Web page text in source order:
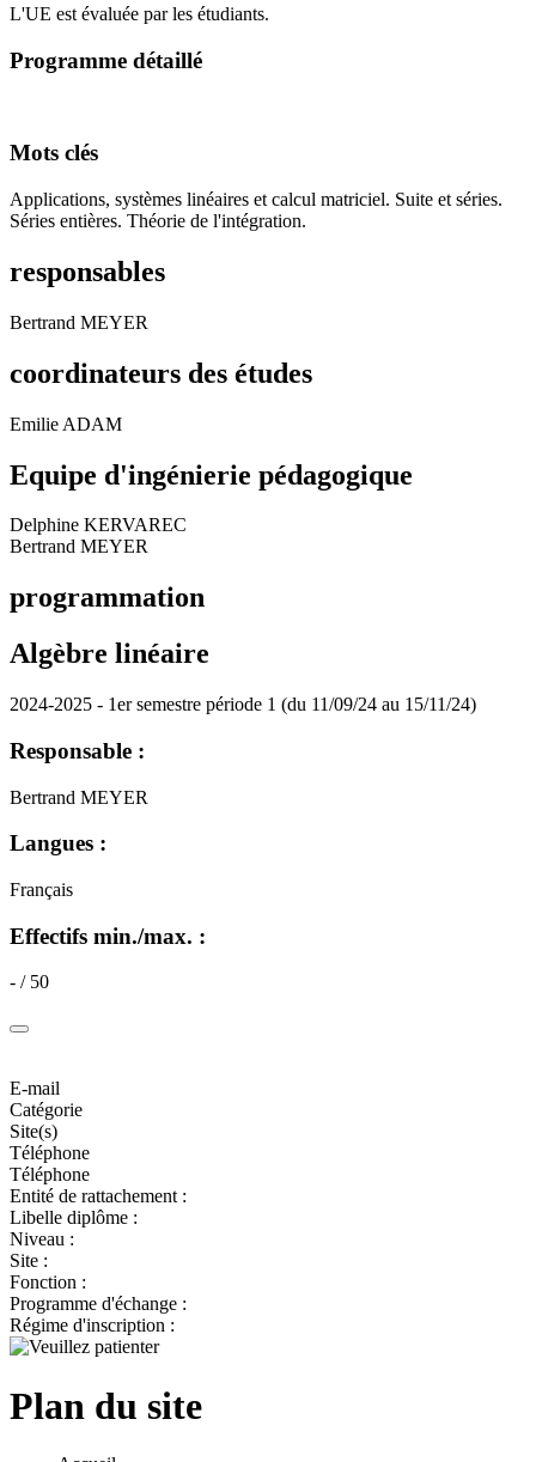
L'UE est évaluée par les étudiants.
Programme détaillé
Mots clés
Applications, systèmes linéaires et calcul matriciel. Suite et séries.
Séries entières. Théorie de l'intégration.
responsables
Bertrand MEYER
coordinateurs des études
Emilie ADAM
Equipe d'ingénierie pédagogique
Delphine KERVAREC
Bertrand MEYER
programmation
Algèbre linéaire
2024-2025 - 1er semestre période 1 (du 11/09/24 au 15/11/24)
Responsable :
Bertrand MEYER
Langues :
Français
Effectifs min./max. :
- / 50
E-mail
Catégorie
Site(s)
Téléphone
Téléphone
Entité de rattachement :
Libelle diplôme :
Niveau :
Site :
Fonction :
Programme d'échange :
Régime d'inscription :
Plan du site